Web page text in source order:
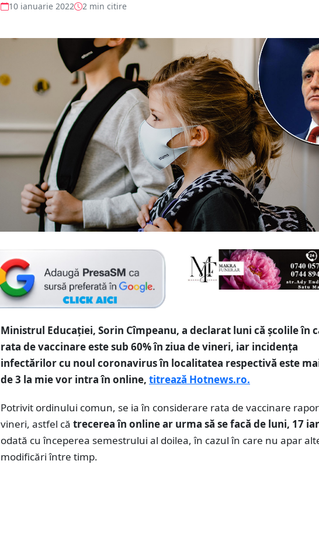
10 ianuarie 2022 2 min citire
Ministrul Educaţiei, Sorin Cîmpeanu, a declarat luni că şcolile în
rata de vaccinare este sub 60% în ziua de vineri, iar incidenţa
infectărilor cu noul coronavirus în localitatea respectivă este
de 3 la mie vor intra în online, titrează Hotnews.ro.
Potrivit ordinului comun, se ia în considerare rata de vaccinare
vineri, astfel că trecerea în online ar urma să se facă de luni, 17
odată cu începerea semestrului al doilea, în cazul în care nu apar
modificări între timp.